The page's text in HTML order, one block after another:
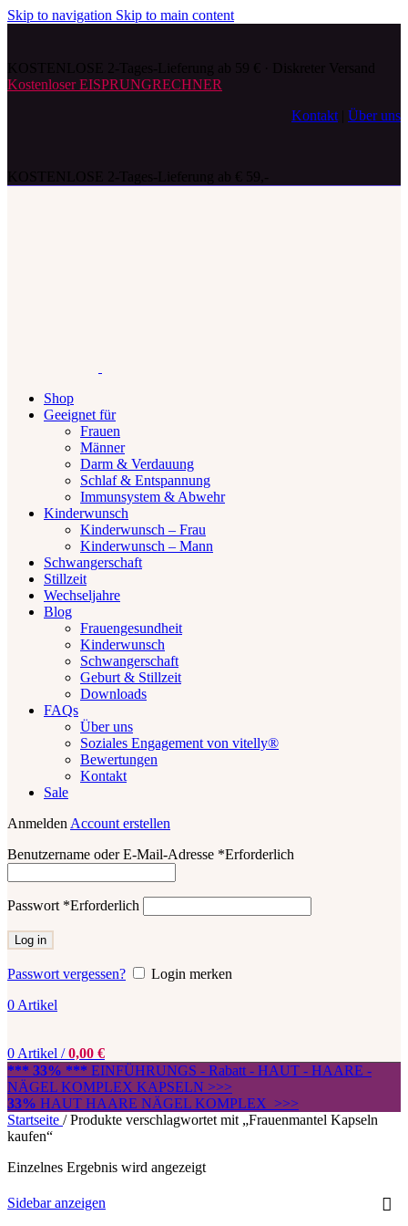
Skip to navigation Skip to main content
Kostenloser EISPRUNGRECHNER
Kontakt
Über uns
Shop
Geeignet für
Frauen
Männer
Darm & Verdauung
Schlaf & Entspannung
Immunsystem & Abwehr
Kinderwunsch
Kinderwunsch – Frau
Kinderwunsch – Mann
Schwangerschaft
Stillzeit
Wechseljahre
Blog
Frauengesundheit
Kinderwunsch
Schwangerschaft
Geburt & Stillzeit
Downloads
FAQs
Über uns
Soziales Engagement von vitelly®
Bewertungen
Kontakt
Sale
Anmelden Account erstellen
Benutzername oder E-Mail-Adresse *Erforderlich
Passwort *Erforderlich
Log in
Passwort vergessen?
Login merken
0 Artikel
0 Artikel / 0,00 €
*** 33% *** EINFÜHRUNGS - Rabatt - HAUT - HAARE -
NÄGEL KOMPLEX KAPSELN >>>
33% HAUT HAARE NÄGEL KOMPLEX >>>
Startseite / Produkte verschlagwortet mit „Frauenmantel Kapseln
kaufen“
Einzelnes Ergebnis wird angezeigt
Sidebar anzeigen